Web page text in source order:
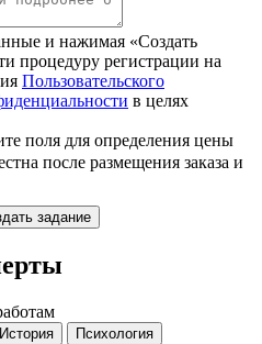
и нажимая «Создать
процедуру регистрации на
Пользовательского
в целях
поля для определения цены
после размещения заказа и
задание
История
Психология